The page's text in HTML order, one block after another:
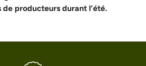
de producteurs durant l’été.